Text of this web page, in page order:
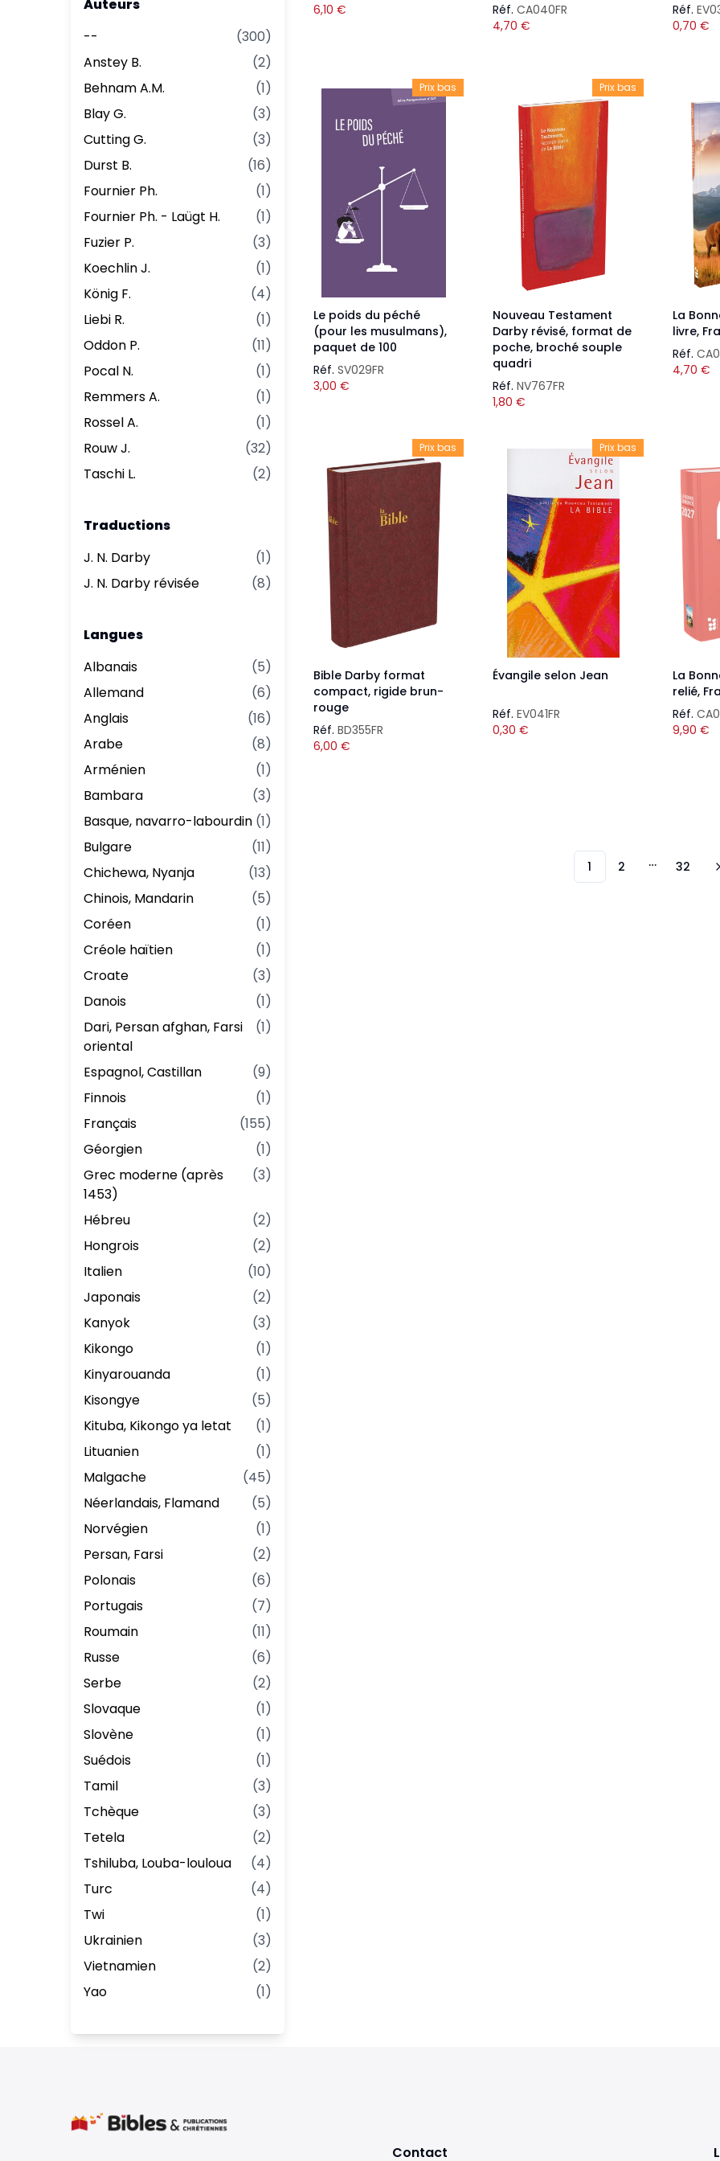
Auteurs
--
(300)
Anstey B.
(2)
Behnam A.M.
(1)
Blay G.
(3)
Cutting G.
(3)
Durst B.
(16)
Fournier Ph.
(1)
Fournier Ph. - Laügt H.
(1)
Fuzier P.
(3)
Koechlin J.
(1)
König F.
(4)
Liebi R.
(1)
Oddon P.
(11)
Pocal N.
(1)
Remmers A.
(1)
Rossel A.
(1)
Rouw J.
(32)
Taschi L.
(2)
Traductions
J. N. Darby
(1)
J. N. Darby révisée
(8)
Langues
Albanais
(5)
Allemand
(6)
Anglais
(16)
Arabe
(8)
Arménien
(1)
Bambara
(3)
Basque, navarro-labourdin (1)
Bulgare
(11)
Chichewa, Nyanja
(13)
Chinois, Mandarin
(5)
Coréen
(1)
Créole haïtien
(1)
Croate
(3)
Danois
(1)
Dari, Persan afghan, Farsi
oriental
(1)
Espagnol, Castillan (9)
Finnois
(1)
Français
(155)
Géorgien
(1)
Grec moderne (après
1453)
(3)
Hébreu (2)
Hongrois
(2)
Italien
(10)
Japonais
(2)
Kanyok
(3)
Kikongo
(1)
Kinyarouanda
(1)
Kisongye
(5)
Kituba, Kikongo ya letat
(1)
Lituanien
(1)
Malgache
(45)
Néerlandais, Flamand
(5)
Norvégien
(1)
Persan, Farsi
(2)
Polonais
(6)
Portugais
(7)
Roumain
(11)
Russe
(6)
Serbe
(2)
Slovaque
(1)
Slovène
(1)
Suédois
(1)
Tamil
(3)
Tchèque
(3)
Tetela
(2)
Tshiluba, Louba-louloua
(4)
Turc
(4)
Twi
(1)
Ukrainien
(3)
Vietnamien
(2)
Yao
(1)
6,10 €
Réf. CA040FR
4,70 €
Réf.
0,70 €
Prix bas
Le poids du péché
(pour les musulmans),
paquet de 100
Réf. SV029FR
3,00 €
Prix bas
Nouveau Testament
Darby révisé, format de
poche, broché souple
quadri
Réf. NV767FR
1,80 €
La
livre,
Réf.
4,70 €
Prix bas
Bible Darby format
compact, rigide brun-
rouge
Réf. BD355FR
6,00 €
Prix bas
Évangile selon Jean
Réf. EV041FR
0,30 €
La
relié,
Réf.
9,90 €
1 2 More pages
32
Contact